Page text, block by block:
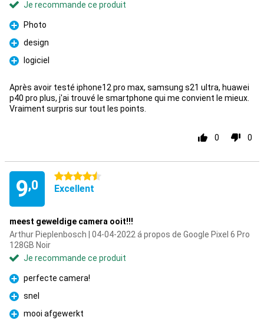
Je recommande ce produit
Pour
Photo
Pour
design
Pour
logiciel
Après avoir testé iphone12 pro max, samsung s21 ultra, huawei
p40 pro plus, j'ai trouvé le smartphone qui me convient le mieux.
Vraiment surpris sur tout les points.
0 0
9,0
4.5 étoiles
Excellent
meest geweldige camera ooit!!!
Arthur Pieplenbosch | 04-04-2022 á propos de Google Pixel 6 Pro
128GB Noir
Je recommande ce produit
Pour
perfecte camera!
Pour
snel
mooi afgewerkt